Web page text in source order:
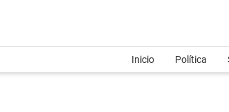
Inicio Política